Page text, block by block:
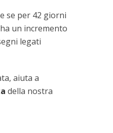
se per 42 giorni
un incremento
legati
aiuta a
della nostra